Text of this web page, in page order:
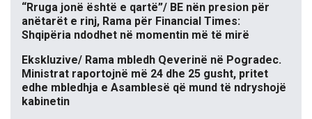
“Rruga jonë është e qartë”/ BE nën presion për
anëtarët e rinj, Rama për Financial Times:
Shqipëria ndodhet në momentin më të mirë
Ekskluzive/ Rama mbledh Qeverinë në Pogradec.
Ministrat raportojnë më 24 dhe 25 gusht, pritet
edhe mbledhja e Asamblesë që mund të ndryshojë
kabinetin